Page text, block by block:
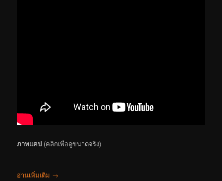
ภาพแคป (คลิกเพื่อดูขนาดจริง)
อ่านเพิ่มเติม →